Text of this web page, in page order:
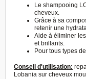
Le shampooing
cheveux.
Grâce à sa
retenir une
Aide à éliminer
et brillants.
Pour tous types
Conseil d'utilisation:
Lobania sur cheveux